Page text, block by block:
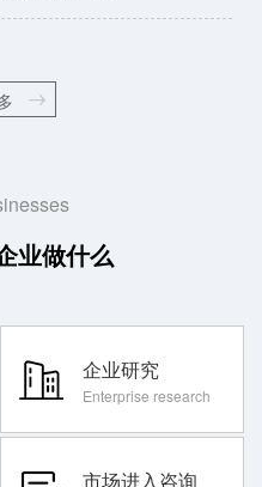
业做什么
企业研究
Enterprise research
市场进入咨询